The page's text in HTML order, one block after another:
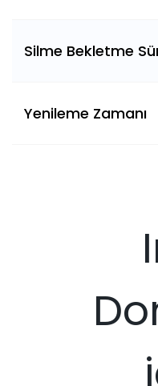
Silme Bekletme
Yenileme Zamanı